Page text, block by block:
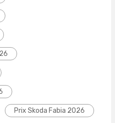
Prix Skoda Fabia 2026